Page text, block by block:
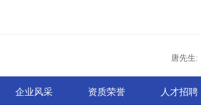
唐先生:
企业风采 资质荣誉 人才招聘